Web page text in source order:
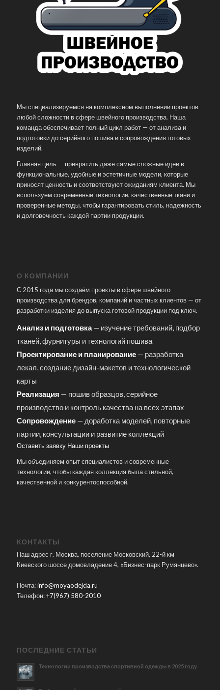
Мы специализируемся на комплексном выполнении проектов
любой сложности в сфере швейного производства. Наша
команда обеспечивает полный цикл работ — от анализа и
подготовки до серийного пошива и сопровождения готовых
изделий.
Главная цель — превратить даже самые сложные идеи в
функциональные, удобные и эстетичные модели, которые
приносят ценность и соответствуют ожиданиям клиента. Мы
используем современные технологии, качественные ткани и
проверенные методы, чтобы гарантировать стиль, надежность
и долговечность каждой партии продукции.
О КОМПАНИИ
С 2015 года мы создаём проекты в сфере швейного
производства для брендов, компаний и частных клиентов — от
разработки изделия до выпуска готовой продукции под ключ.
Анализ и подготовка— изучение требований, подбор
тканей, фурнитуры и технологий пошива
Проектирование и планирование— разработка
лекал, создание дизайн-макетов и технологической
карты
Реализация — пошив образцов, серийное
производство и контроль качества на всех этапах
Сопровождение— доработка моделей, повторные
партии, консультации и развитие коллекций
Оставить заявку Наши проекты
Мы объединяем опыт специалистов и современные
технологии, чтобы каждая коллекция была стильной,
качественной и конкурентоспособной.
КОНТАКТЫ
Наш адрес г. Москва, поселение Московский, 22-й км
Киевского шоссе домовладение 4, «Бизнес-парк Румянцево».
Почта:info@moyaodejda.ru
Телефон:+7(967) 580-2010
ПОСЛЕДНИЕ СТАТЬИ
Технологии производства спортивной одежды в 2025 году